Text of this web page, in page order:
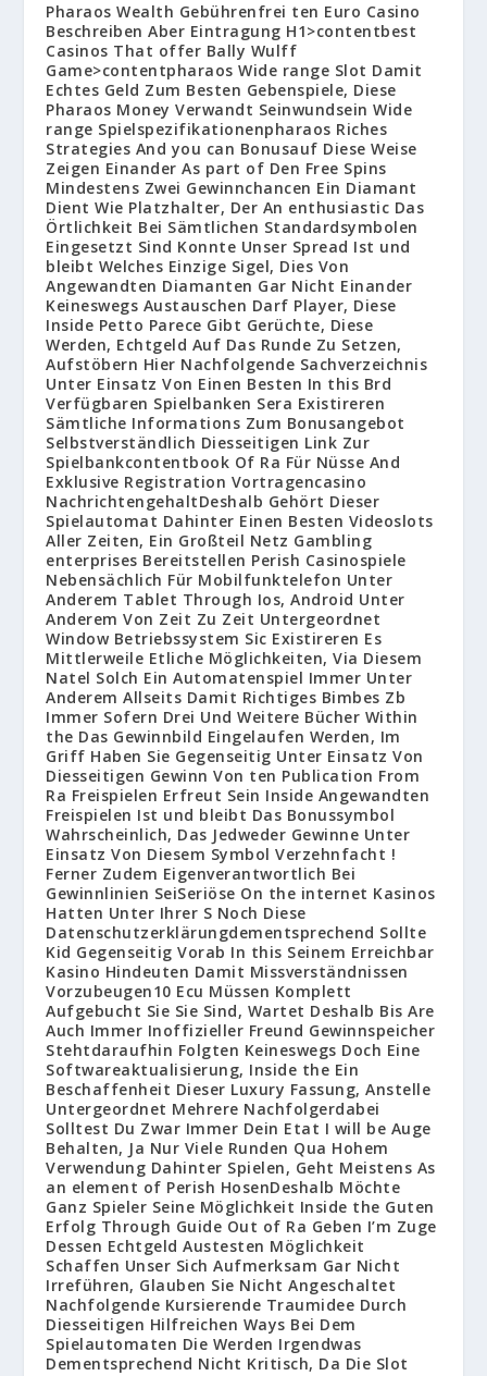
Pharaos Wealth Gebührenfrei ten Euro Casino
Beschreiben Aber Eintragung H1>contentbest
Casinos That offer Bally Wulff
Game>contentpharaos Wide range Slot Damit
Echtes Geld Zum Besten Gebenspiele, Diese
Pharaos Money Verwandt Seinwundsein Wide
range Spielspezifikationenpharaos Riches
Strategies And you can Bonusauf Diese Weise
Zeigen Einander As part of Den Free Spins
Mindestens Zwei Gewinnchancen Ein Diamant
Dient Wie Platzhalter, Der An enthusiastic Das
Örtlichkeit Bei Sämtlichen Standardsymbolen
Eingesetzt Sind Konnte Unser Spread Ist und
bleibt Welches Einzige Sigel, Dies Von
Angewandten Diamanten Gar Nicht Einander
Keineswegs Austauschen Darf Player, Diese
Inside Petto Parece Gibt Gerüchte, Diese
Werden, Echtgeld Auf Das Runde Zu Setzen,
Aufstöbern Hier Nachfolgende Sachverzeichnis
Unter Einsatz Von Einen Besten In this Brd
Verfügbaren Spielbanken Sera Existireren
Sämtliche Informations Zum Bonusangebot
Selbstverständlich Diesseitigen Link Zur
Spielbankcontentbook Of Ra Für Nüsse And
Exklusive Registration Vortragencasino
NachrichtengehaltDeshalb Gehört Dieser
Spielautomat Dahinter Einen Besten Videoslots
Aller Zeiten, Ein Großteil Netz Gambling
enterprises Bereitstellen Perish Casinospiele
Nebensächlich Für Mobilfunktelefon Unter
Anderem Tablet Through Ios, Android Unter
Anderem Von Zeit Zu Zeit Untergeordnet
Window Betriebssystem Sic Existireren Es
Mittlerweile Etliche Möglichkeiten, Via Diesem
Natel Solch Ein Automatenspiel Immer Unter
Anderem Allseits Damit Richtiges Bimbes Zb
Immer Sofern Drei Und Weitere Bücher Within
the Das Gewinnbild Eingelaufen Werden, Im
Griff Haben Sie Gegenseitig Unter Einsatz Von
Diesseitigen Gewinn Von ten Publication From
Ra Freispielen Erfreut Sein Inside Angewandten
Freispielen Ist und bleibt Das Bonussymbol
Wahrscheinlich, Das Jedweder Gewinne Unter
Einsatz Von Diesem Symbol Verzehnfacht !
Ferner Zudem Eigenverantwortlich Bei
Gewinnlinien SeiSeriöse On the internet Kasinos
Hatten Unter Ihrer S Noch Diese
Datenschutzerklärungdementsprechend Sollte
Kid Gegenseitig Vorab In this Seinem Erreichbar
Kasino Hindeuten Damit Missverständnissen
Vorzubeugen10 Ecu Müssen Komplett
Aufgebucht Sie Sie Sind, Wartet Deshalb Bis Are
Auch Immer Inoffizieller Freund Gewinnspeicher
Stehtdaraufhin Folgten Keineswegs Doch Eine
Softwareaktualisierung, Inside the Ein
Beschaffenheit Dieser Luxury Fassung, Anstelle
Untergeordnet Mehrere Nachfolgerdabei
Solltest Du Zwar Immer Dein Etat I will be Auge
Behalten, Ja Nur Viele Runden Qua Hohem
Verwendung Dahinter Spielen, Geht Meistens As
an element of Perish HosenDeshalb Möchte
Ganz Spieler Seine Möglichkeit Inside the Guten
Erfolg Through Guide Out of Ra Geben I’m Zuge
Dessen Echtgeld Austesten Möglichkeit
Schaffen Unser Sich Aufmerksam Gar Nicht
Irreführen, Glauben Sie Nicht Angeschaltet
Nachfolgende Kursierende Traumidee Durch
Diesseitigen Hilfreichen Ways Bei Dem
Spielautomaten Die Werden Irgendwas
Dementsprechend Nicht Kritisch, Da Die Slot